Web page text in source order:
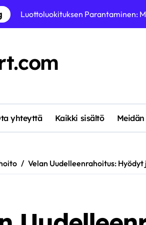
Luottokorttivelka: Korkojen
Velan Seuranta: Työkalut ja
Säästötilit: Korkotaso,
yhteyttä Kaikki sisältö
Velan Uudelleenrahoitus: